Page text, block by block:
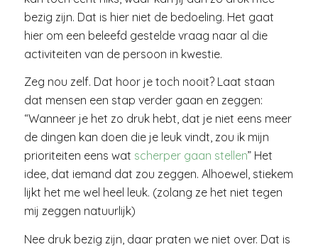
bezig zijn. Dat is hier niet de bedoeling. Het gaat
hier om een beleefd gestelde vraag naar al die
activiteiten van de persoon in kwestie.
Zeg nou zelf. Dat hoor je toch nooit? Laat staan
dat mensen een stap verder gaan en zeggen:
“Wanneer je het zo druk hebt, dat je niet eens meer
de dingen kan doen die je leuk vindt, zou ik mijn
prioriteiten eens wat scherper gaan stellen” Het
idee, dat iemand dat zou zeggen. Alhoewel, stiekem
lijkt het me wel heel leuk. (zolang ze het niet tegen
mij zeggen natuurlijk)
Nee druk bezig zijn, daar praten we niet over. Dat is